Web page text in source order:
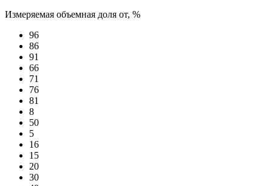
Измеряемая объемная доля от, %
96
86
91
66
71
76
81
8
50
5
16
15
20
30